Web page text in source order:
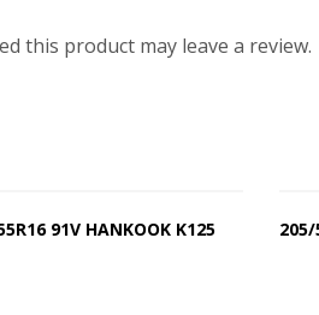
this product may leave a review.
91V HANKOOK K125
205/